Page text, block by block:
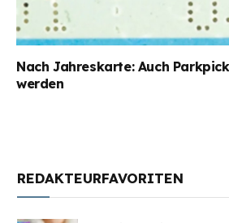
Nach Jahreskarte: Auch
werden
REDAKTEURFAVORITEN